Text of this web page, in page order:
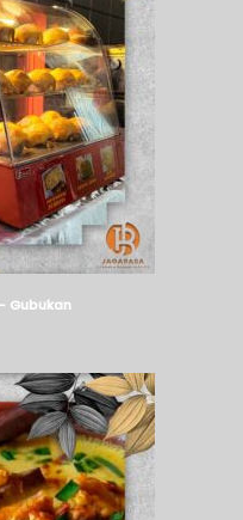
Gubukan